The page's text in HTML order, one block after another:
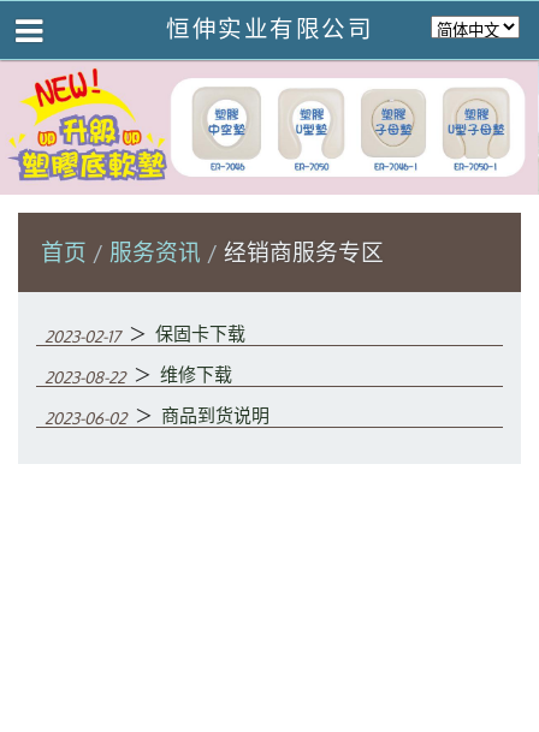
恒伸实业有限公司
首页 服务资讯 经销商服务专区
2023-02-17 ＞ 保固卡下载
2023-08-22 ＞ 维修下载
2023-06-02 ＞ 商品到货说明